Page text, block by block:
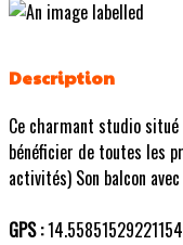
Description
Ce charmant studio
bénéficier de toutes les
activités) Son balcon
GPS :